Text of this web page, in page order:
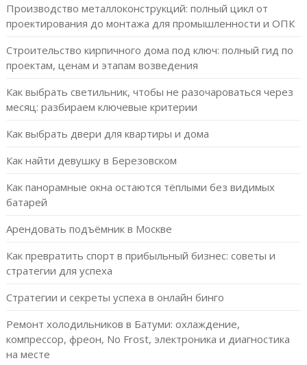
Производство металлоконструкций: полный цикл от
проектирования до монтажа для промышленности и ОПК
Строительство кирпичного дома под ключ: полный гид по
проектам, ценам и этапам возведения
Как выбрать светильник, чтобы не разочароваться через
месяц: разбираем ключевые критерии
Как выбрать двери для квартиры и дома
Как найти девушку в Березовском
Как панорамные окна остаются тёплыми без видимых
батарей
Арендовать подъёмник в Москве
Как превратить спорт в прибыльный бизнес: советы и
стратегии для успеха
Стратегии и секреты успеха в онлайн бинго
Ремонт холодильников в Батуми: охлаждение,
компрессор, фреон, No Frost, электроника и диагностика
на месте